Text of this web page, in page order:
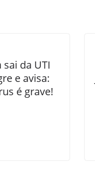
sai da UTI
e avisa:
é grave!